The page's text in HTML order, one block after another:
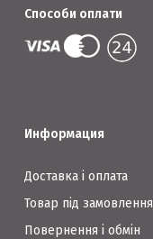
Способи оплати
Информация
Доставка і оплата
Товар під замовлення
Повернення і обмін